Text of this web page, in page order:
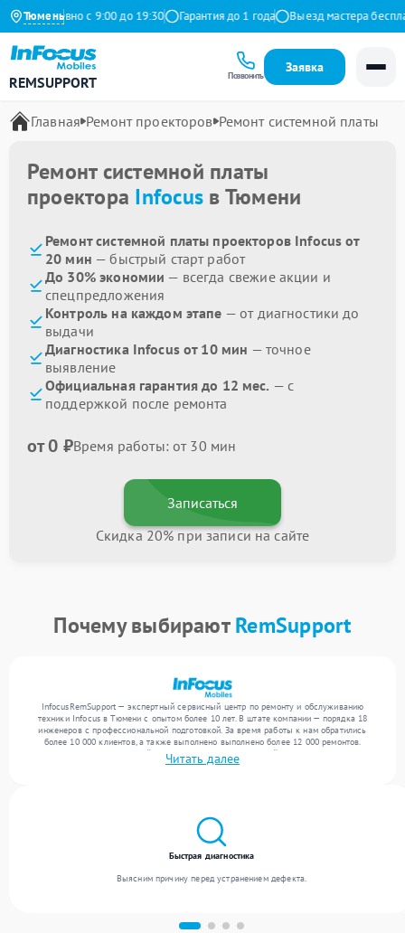
Тюмень
Ежедневно с 9:00 до 19:30 Гарантия до 1 года Выезд мастера
REMSUPPORT Позвонить
Заявка
Главная Ремонт проекторов Ремонт системной платы
Ремонт системной платы
проектора Infocus в Тюмени
Ремонт системной платы проекторов Infocus от
20 мин — быстрый старт работ
До 30% экономии — всегда свежие акции и
спецпредложения
Контроль на каждом этапе — от диагностики до
выдачи
Диагностика Infocus от 10 мин — точное
выявление
Официальная гарантия до 12 мес. — с
поддержкой после ремонта
от 0 ₽Время работы: от 30 мин
Записаться
Скидка 20% при записи на сайте
Почему выбираютRemSupport
InfocusRemSupport — экспертный сервисный центр по ремонту и обслуживанию
техники Infocus в Тюмени с опытом более 10 лет. В штате компании — порядка 18
инженеров с профессиональной подготовкой. За время работы к нам обратились
более 10 000 клиентов, а также выполнено выполнено более 12 000 ремонтов.
Ежемесячно в сервисный центр поступает от 300 устройств, включая , , . Мы
выполняем ремонт различного уровня сложности и гарантируем высокое качество
Читать далее
Быстрая диагностика
Выясним причину перед устранением дефекта.